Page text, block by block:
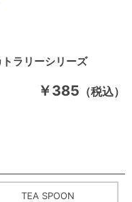
ラリーシリーズ
￥385 （税込）
TEA SPOON